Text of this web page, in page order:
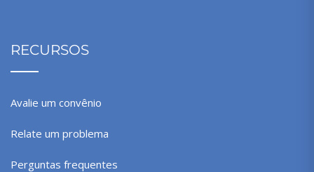
RECURSOS
Avalie um convênio
Relate um problema
Perguntas frequentes